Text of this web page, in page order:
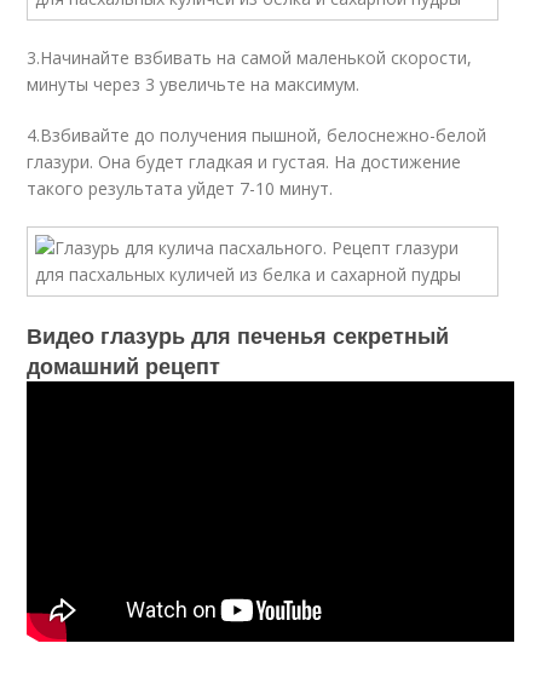
3.Начинайте взбивать на самой маленькой скорости,
минуты через 3 увеличьте на максимум.
4.Взбивайте до получения пышной, белоснежно-белой
глазури. Она будет гладкая и густая. На достижение
такого результата уйдет 7-10 минут.
Видео глазурь для печенья секретный
домашний рецепт